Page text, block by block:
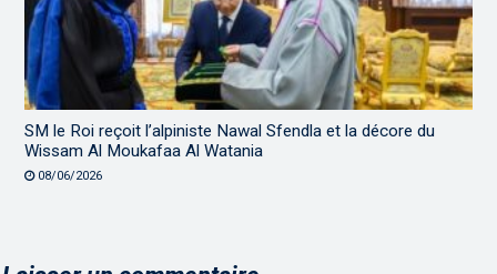
SM le Roi reçoit l’alpiniste Nawal Sfendla et la décore du
Wissam Al Moukafaa Al Watania
08/06/2026